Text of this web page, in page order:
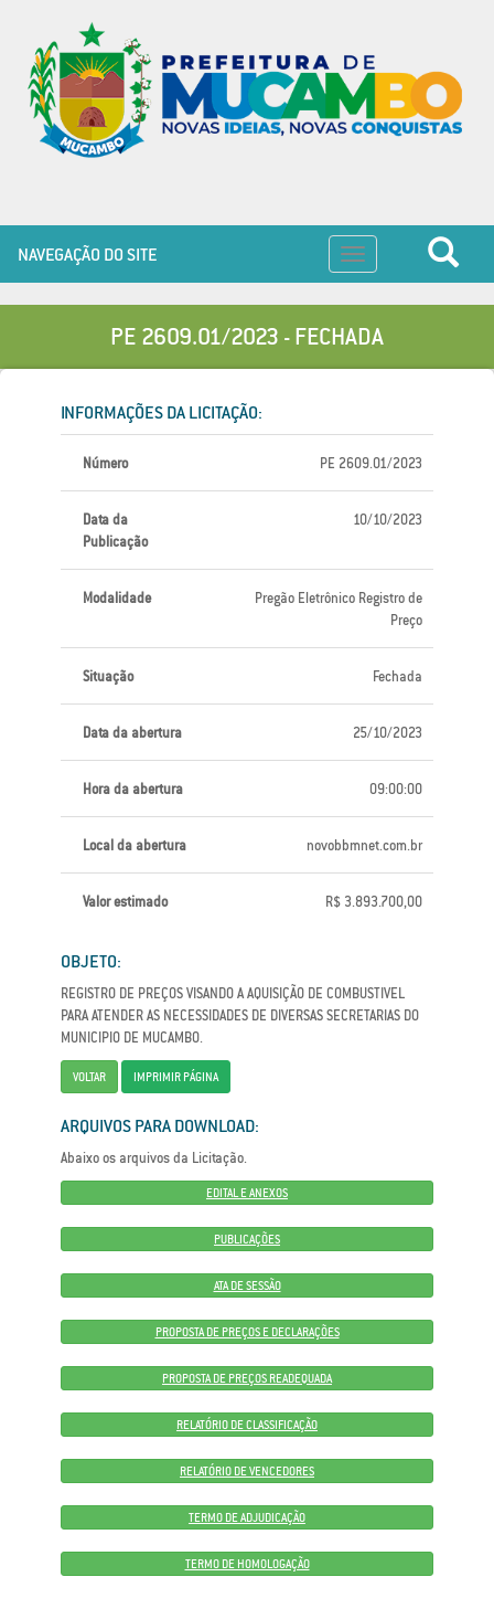
Toggle
navigation
NAVEGAÇÃO DO SITE
PE 2609.01/2023 - FECHADA
INFORMAÇÕES DA LICITAÇÃO:
Número PE 2609.01/2023
Data da
Publicação
10/10/2023
Modalidade
Pregão Eletrônico Registro de
Preço
Situação Fechada
Data da abertura 25/10/2023
Hora da abertura 09:00:00
Local da abertura novobbmnet.com.br
Valor estimado R$ 3.893.700,00
OBJETO:
REGISTRO DE PREÇOS VISANDO A AQUISIÇÃO DE COMBUSTIVEL
PARA ATENDER AS NECESSIDADES DE DIVERSAS SECRETARIAS DO
MUNICIPIO DE MUCAMBO.
VOLTAR IMPRIMIR PÁGINA
ARQUIVOS PARA DOWNLOAD:
Abaixo os arquivos da Licitação.
EDITAL E ANEXOS
PUBLICAÇÕES
ATA DE SESSÃO
PROPOSTA DE PREÇOS E DECLARAÇÕES
PROPOSTA DE PREÇOS READEQUADA
RELATÓRIO DE CLASSIFICAÇÃO
RELATÓRIO DE VENCEDORES
TERMO DE ADJUDICAÇÃO
TERMO DE HOMOLOGAÇÃO